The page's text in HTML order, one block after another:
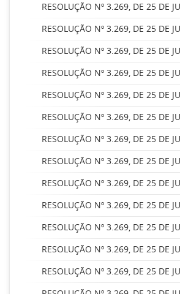
RESOLUÇÃO Nº 3.269, DE 25 DE
RESOLUÇÃO Nº 3.269, DE 25 DE
RESOLUÇÃO Nº 3.269, DE 25 DE
RESOLUÇÃO Nº 3.269, DE 25 DE
RESOLUÇÃO Nº 3.269, DE 25 DE
RESOLUÇÃO Nº 3.269, DE 25 DE
RESOLUÇÃO Nº 3.269, DE 25 DE
RESOLUÇÃO Nº 3.269, DE 25 DE
RESOLUÇÃO Nº 3.269, DE 25 DE
RESOLUÇÃO Nº 3.269, DE 25 DE
RESOLUÇÃO Nº 3.269, DE 25 DE
RESOLUÇÃO Nº 3.269, DE 25 DE
RESOLUÇÃO Nº 3.269, DE 25 DE